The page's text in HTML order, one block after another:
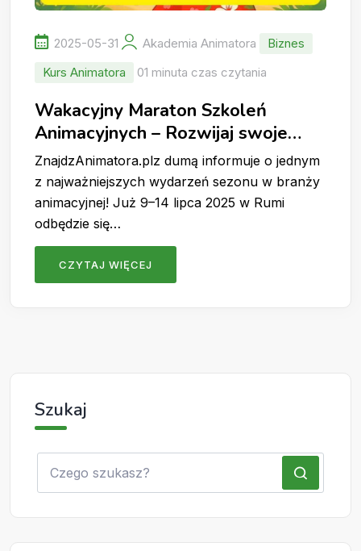
2025-05-31 Akademia Animatora
Biznes
Kurs Animatora
01 minuta czas czytania
Wakacyjny Maraton Szkoleń
Animacyjnych – Rozwijaj swoje
umiejętności latem!
ZnajdzAnimatora.plz dumą informuje o jednym
z najważniejszych wydarzeń sezonu w branży
animacyjnej! Już 9–14 lipca 2025 w Rumi
odbędzie się…
CZYTAJ WIĘCEJ
Szukaj